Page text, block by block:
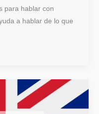
para hablar con
a hablar de lo que